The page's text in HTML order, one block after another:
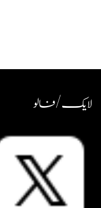
لایک / فالو